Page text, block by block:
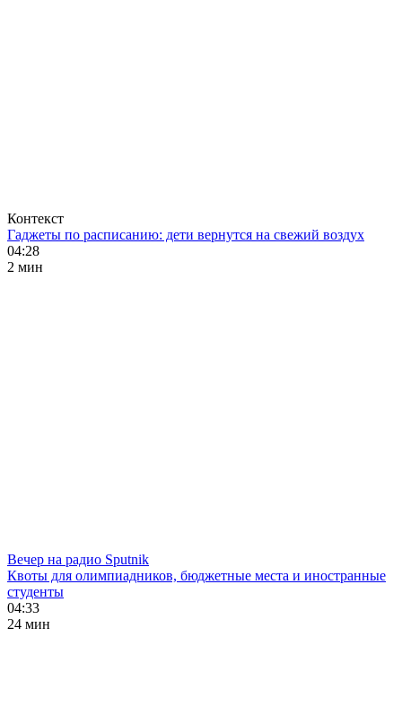
Контекст
Гаджеты по расписанию: дети вернутся на свежий воздух
04:28
2 мин
Вечер на радио Sputnik
Квоты для олимпиадников, бюджетные места и иностранные
студенты
04:33
24 мин